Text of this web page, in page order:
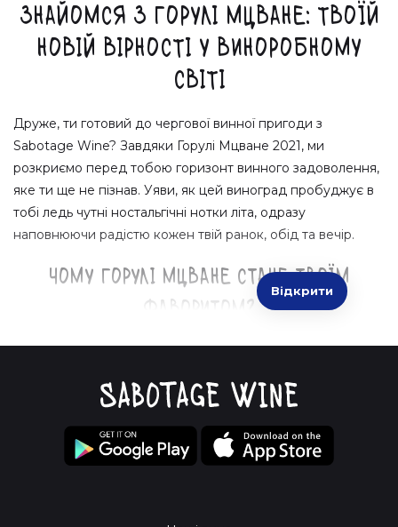
Знайомся з Горулі Мцване: твоїй
новій вірності у виноробному
світі
Друже, ти готовий до чергової винної пригоди з
Sabotage Wine? Завдяки Горулі Мцване 2021, ми
розкриємо перед тобою горизонт винного задоволення,
яке ти ще не пізнав. Уяви, як цей виноград пробуджує в
тобі ледь чутні ностальгічні нотки літа, одразу
наповнюючи радістю кожен твій ранок, обід та вечір.
Чому Горулі Мцване стане твоїм
фаворитом?
Унікальність смаку:Горулі Мцване з вінтажу 2021 —
тебе здивувати своєю багатогранністю. Він з легкістю
поєднує свіжість гірських струмків з м'якими відтінками
Суперхіт 2021 року:Цей рік запам'ятався не лише
своєю виною магією, але й тим, як ми всі навчились
Відкрити